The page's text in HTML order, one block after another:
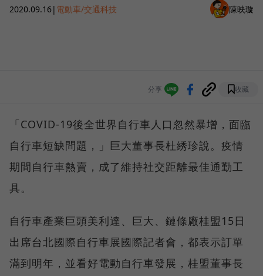
2020.09.16| 電動車/交通科技 陳映璇
分享 收藏
「COVID-19後全世界自行車人口忽然暴增，面臨
自行車短缺問題，」巨大董事長杜綉珍說。疫情
期間自行車熱賣，成了維持社交距離最佳通勤工
具。
自行車產業巨頭美利達、巨大、鏈條廠桂盟15日
出席台北國際自行車展國際記者會，都表示訂單
滿到明年，並看好電動自行車發展，桂盟董事長